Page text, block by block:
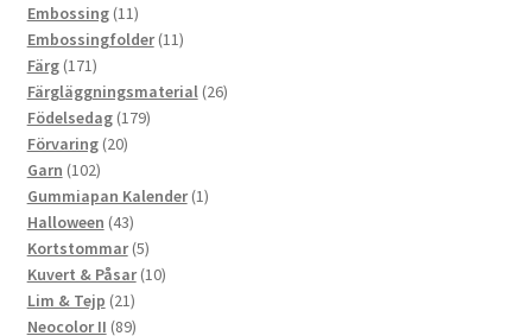
Embossing 1111
produkter
Embossingfolder 1111
Färg 171171
produkter
Färgläggningsmaterial 2626
Födelsedag 179179
Förvaring 2020
Garn 102102
produkter
Gummiapan Kalender 11
Halloween 4343
produkter
Kortstommar 55
produkter
Kuvert & Påsar 1010
Lim & Tejp 2121
produkter
Neocolor II 8989